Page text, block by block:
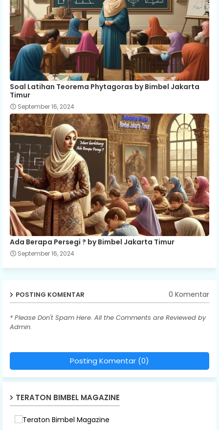
Soal Latihan Teorema Phytagoras by Bimbel Jakarta
Timur
September 16, 2024
Ada Berapa Persegi ? by Bimbel Jakarta Timur
September 16, 2024
POSTING KOMENTAR 0 Komentar
* Please Don't Spam Here. All the Comments are Reviewed by
Admin.
Posting Komentar (0)
TERATON BIMBEL MAGAZINE